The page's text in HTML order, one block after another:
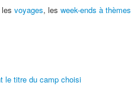
voyages, les week-ends à thèmes
le titre du camp choisi